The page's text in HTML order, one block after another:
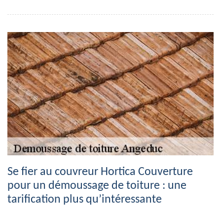
Se fier au couvreur Hortica Couverture
pour un démoussage de toiture : une
tarification plus qu’intéressante